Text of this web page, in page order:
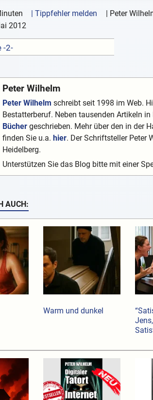
| Tippfehler melden Peter
2012
-2-
Peter Wilhelm
Peter Wilhelm schreibt seit 1998 im Web.
Bestatterberuf. Neben tausenden Artikeln
Büchergeschrieben. Mehr über den in der
finden Sie u.a. hier. Der Schriftsteller Peter
Heidelberg.
Unterstützen Sie das Blog bitte mit einer
AUCH:
Warm und dunkel